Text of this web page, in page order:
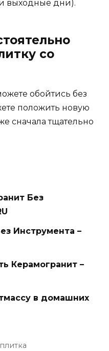
выходные дни).
со
обойтись без
положить новую
сначала тщательно
Без
Инструмента –
Керамогранит –
в домашних
плитка